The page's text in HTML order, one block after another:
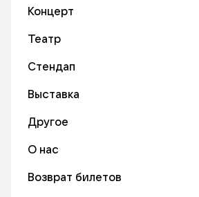
Концерт
Театр
Стендап
Выставка
Другое
О нас
Возврат билетов